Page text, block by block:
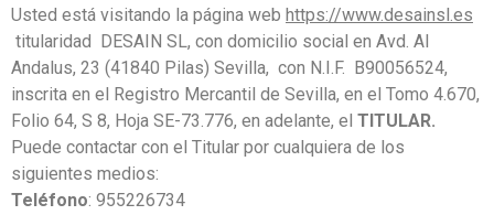
Usted está visitando la página web https://www.desainsl.es
titularidad DESAIN SL, con domicilio social en Avd. Al
Andalus, 23 (41840 Pilas) Sevilla, con N.I.F. B90056524,
inscrita en el Registro Mercantil de Sevilla, en el Tomo 4.670,
Folio 64, S 8, Hoja SE-73.776, en adelante, el TITULAR.
Puede contactar con el Titular por cualquiera de los
siguientes medios:
Teléfono: 955226734